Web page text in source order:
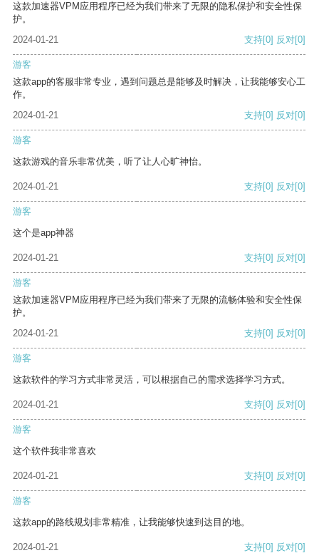
这款加速器VPM应用程序已经为我们带来了无限的隐私保护和安全性保
护。
2024-01-21
支持[0] 反对[0]
游客
这款app的客服非常专业，遇到问题总是能够及时解决，让我能够安心工
作。
2024-01-21
支持[0] 反对[0]
游客
这款游戏的音乐非常优美，听了让人心旷神怡。
2024-01-21 支持[0] 反对[0]
游客
这个是app神器
2024-01-21 支持[0] 反对[0]
游客
这款加速器VPM应用程序已经为我们带来了无限的流畅体验和安全性保
护。
2024-01-21
支持[0] 反对[0]
游客
这款软件的学习方式非常灵活，可以根据自己的需求选择学习方式。
2024-01-21 支持[0] 反对[0]
游客
这个软件我非常喜欢
2024-01-21 支持[0] 反对[0]
游客
这款app的路线规划非常精准，让我能够快速到达目的地。
2024-01-21 支持[0] 反对[0]